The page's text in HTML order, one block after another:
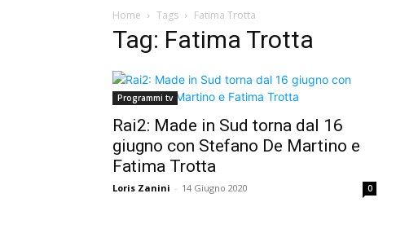
Home Tags Fatima Trotta
Tag: Fatima Trotta
Programmi tv
Rai2: Made in Sud torna dal 16
giugno con Stefano De Martino e
Fatima Trotta
Loris Zanini - 14 Giugno 2020 0